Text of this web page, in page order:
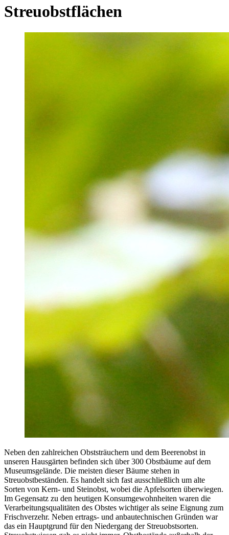
Streuobstflächen
Neben den zahlreichen Obststräuchern und dem Beerenobst in
unseren Hausgärten befinden sich über 300 Obstbäume auf dem
Museumsgelände. Die meisten dieser Bäume stehen in
Streuobstbeständen. Es handelt sich fast ausschließlich um alte
Sorten von Kern- und Steinobst, wobei die Apfelsorten überwiegen.
Im Gegensatz zu den heutigen Konsumgewohnheiten waren die
Verarbeitungsqualitäten des Obstes wichtiger als seine Eignung zum
Frischverzehr. Neben ertrags- und anbautechnischen Gründen war
das ein Hauptgrund für den Niedergang der Streuobstsorten.